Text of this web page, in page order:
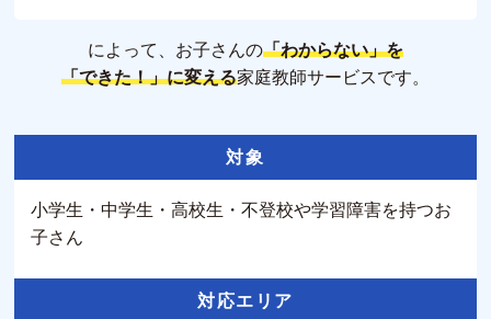
によって、お子さんの「わからない」を
「できた！」に変える家庭教師サービスです。
対象
小学生・中学生・高校生・不登校や学習障害を持つお
子さん
対応エリア